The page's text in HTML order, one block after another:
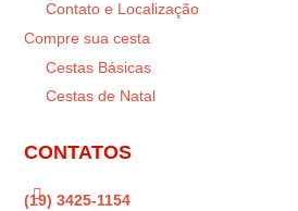
Contato e Localização
Compre sua cesta
Cestas Básicas
Cestas de Natal
CONTATOS

(19) 3425-1154